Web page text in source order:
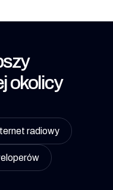
okolicy
radiowy